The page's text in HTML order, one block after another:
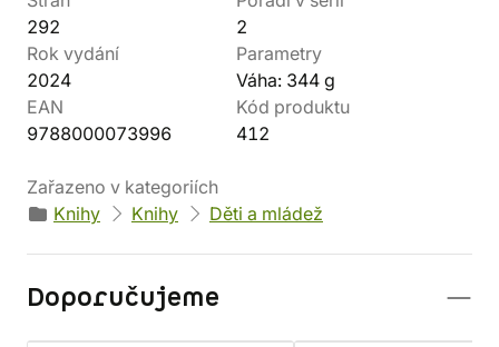
292
2
Rok vydání
2024
Parametry
Váha: 344 g
EAN
9788000073996
Kód produktu
412
Zařazeno v kategoriích
Knihy
Knihy Děti a mládež
Doporučujeme